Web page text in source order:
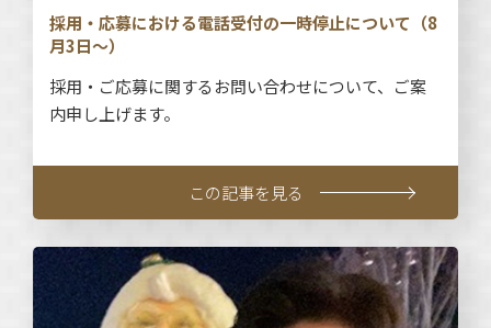
採用・応募における電話受付の一時停止について（8
月3日～）
採用・ご応募に関するお問い合わせについて、ご案
内申し上げます。
この記事を見る